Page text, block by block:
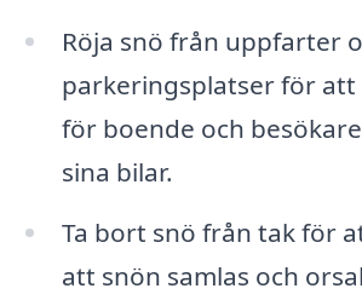
Röja snö från uppfarter
parkeringsplatser för
för boende och
sina bilar.
Ta bort snö från tak för
att snön samlas och